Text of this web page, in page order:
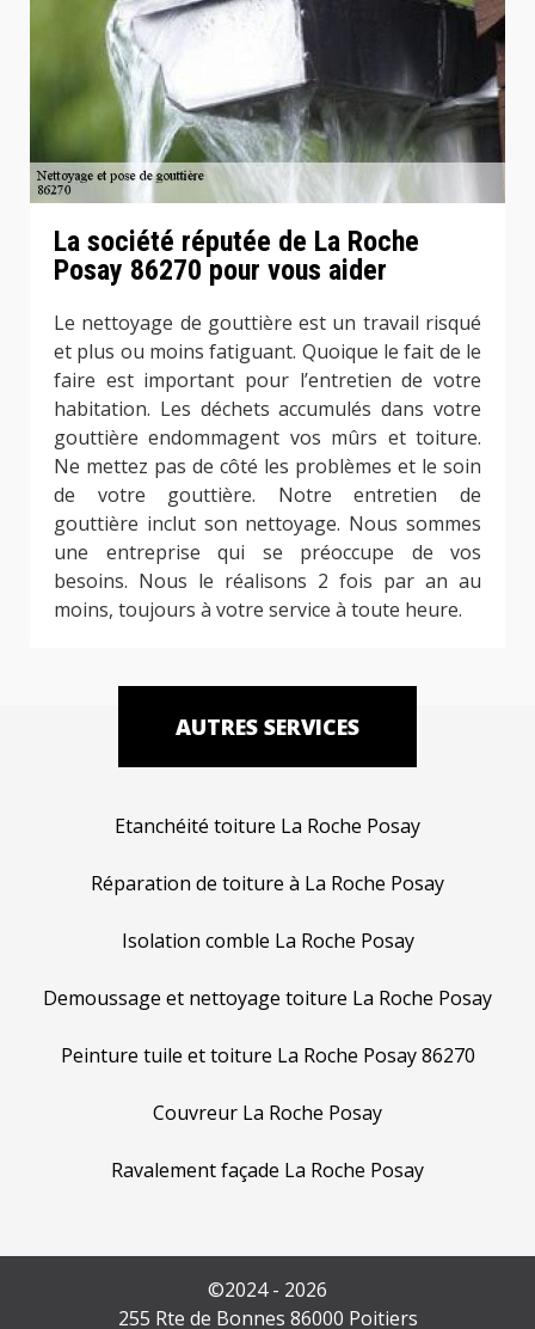
La société réputée de La Roche
Posay 86270 pour vous aider
Le nettoyage de gouttière est un travail risqué
et plus ou moins fatiguant. Quoique le fait de le
faire est important pour l’entretien de votre
habitation. Les déchets accumulés dans votre
gouttière endommagent vos mûrs et toiture.
Ne mettez pas de côté les problèmes et le soin
de votre gouttière. Notre entretien de
gouttière inclut son nettoyage. Nous sommes
une entreprise qui se préoccupe de vos
besoins. Nous le réalisons 2 fois par an au
moins, toujours à votre service à toute heure.
AUTRES SERVICES
Etanchéité toiture La Roche Posay
Réparation de toiture à La Roche Posay
Isolation comble La Roche Posay
Demoussage et nettoyage toiture La Roche Posay
Peinture tuile et toiture La Roche Posay 86270
Couvreur La Roche Posay
Ravalement façade La Roche Posay
©2024 - 2026
255 Rte de Bonnes 86000 Poitiers